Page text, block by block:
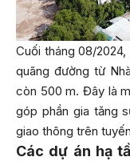
Cuối tháng 08/
quãng đường từ
còn 500 m. Đây là
góp phần gia tăng
giao thông trên
Các dự án hạ